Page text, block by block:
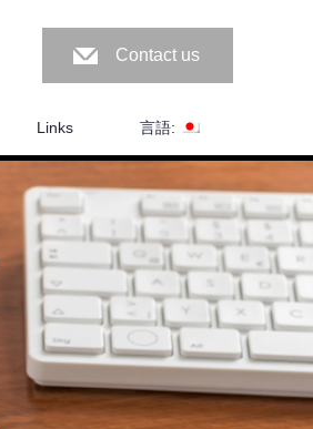
Contact us
Links 言語: